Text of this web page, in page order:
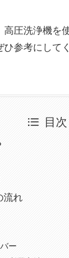
圧洗浄機
参考にして
目次
流れ
ー